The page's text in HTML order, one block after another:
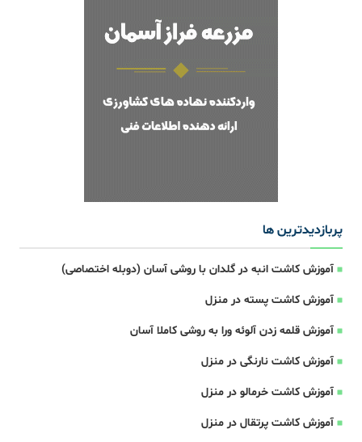
پربازدیدترین ها
آموزش کاشت انبه در گلدان با روشی آسان (دوبله اختصاصی)
آموزش کاشت پسته در منزل
آموزش قلمه زدن آلوئه ورا به روشی کاملا آسان
آموزش کاشت نارنگی در منزل
آموزش کاشت خرمالو در منزل
آموزش کاشت پرتقال در منزل